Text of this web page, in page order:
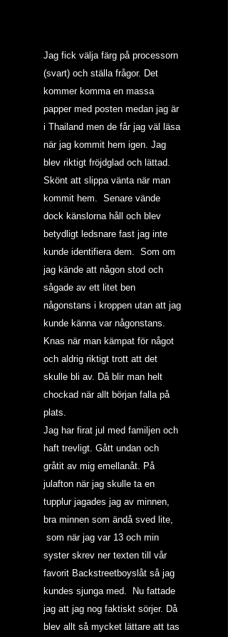
Jag fick välja färg på processorn
(svart) och ställa frågor. Det
kommer komma en massa
papper med posten medan jag är
i Thailand men de får jag väl läsa
när jag kommit hem igen. Jag
blev riktigt fröjdglad och lättad.
Skönt att slippa vänta när man
kommit hem.  Senare vände
dock känslorna håll och blev
betydligt ledsnare fast jag inte
kunde identifiera dem.  Som om
jag kände att någon stod och
sågade av ett litet ben
någonstans i kroppen utan att jag
kunde känna var någonstans.
Knas när man kämpat för något
och aldrig riktigt trott att det
skulle bli av. Då blir man helt
chockad när allt början falla på
plats.
Jag har firat jul med familjen och
haft trevligt. Gått undan och
gråtit av mig emellanåt. På
julafton när jag skulle ta en
tupplur jagades jag av minnen,
bra minnen som ändå sved lite,
som när jag var 13 och min
syster skrev ner texten till vår
favorit Backstreetboyslåt så jag
kundes sjunga med.  Nu fattade
jag att jag nog faktiskt sörjer. Då
blev allt så mycket lättare att tas